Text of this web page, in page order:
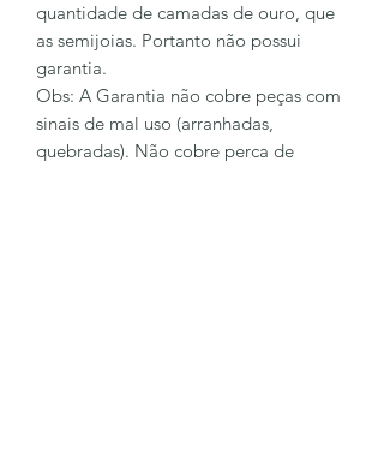
quantidade de camadas de ouro, que
as semijoias. Portanto não possui
garantia.
Obs: A Garantia não cobre peças com
sinais de mal uso (arranhadas,
quebradas). Não cobre perca de